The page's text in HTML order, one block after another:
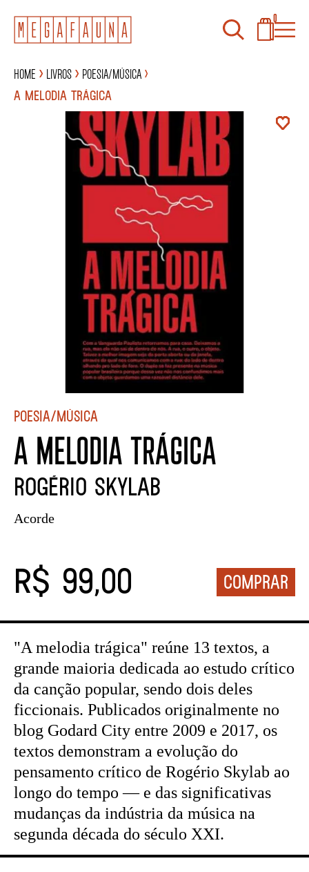
0
Home Livros
Poesia/Música
A MELODIA TRÁGICA
Poesia/Música
A MELODIA TRÁGICA
Rogério Skylab
Acorde
R$ 99,00
"A melodia trágica" reúne 13 textos, a
grande maioria dedicada ao estudo crítico
da canção popular, sendo dois deles
ficcionais. Publicados originalmente no
blog Godard City entre 2009 e 2017, os
textos demonstram a evolução do
pensamento crítico de Rogério Skylab ao
longo do tempo — e das significativas
mudanças da indústria da música na
segunda década do século XXI.